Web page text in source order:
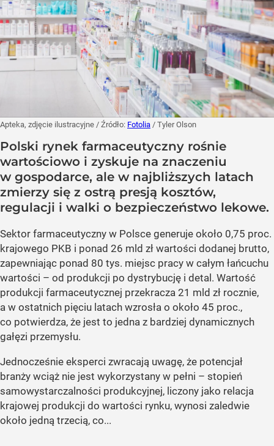
Apteka, zdjęcie ilustracyjne / Źródło: Fotolia / Tyler Olson
Polski rynek farmaceutyczny rośnie
wartościowo i zyskuje na znaczeniu
w gospodarce, ale w najbliższych latach
zmierzy się z ostrą presją kosztów,
regulacji i walki o bezpieczeństwo lekowe.
Sektor farmaceutyczny w Polsce generuje około 0,75 proc.
krajowego PKB i ponad 26 mld zł wartości dodanej brutto,
zapewniając ponad 80 tys. miejsc pracy w całym łańcuchu
wartości – od produkcji po dystrybucję i detal. Wartość
produkcji farmaceutycznej przekracza 21 mld zł rocznie,
a w ostatnich pięciu latach wzrosła o około 45 proc.,
co potwierdza, że jest to jedna z bardziej dynamicznych
gałęzi przemysłu.
Jednocześnie eksperci zwracają uwagę, że potencjał
branży wciąż nie jest wykorzystany w pełni – stopień
samowystarczalności produkcyjnej, liczony jako relacja
krajowej produkcji do wartości rynku, wynosi zaledwie
około jedną trzecią, co...